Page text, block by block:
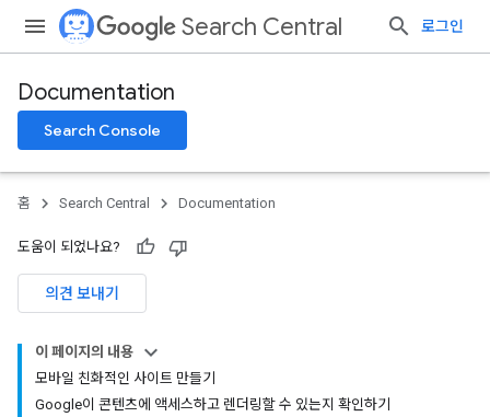
Search Central 로그인
Documentation
Search Console
홈 Search Central Documentation
도움이 되었나요?
의견 보내기
이 페이지의 내용
모바일 친화적인 사이트 만들기
Google이 콘텐츠에 액세스하고 렌더링할 수 있는지 확인하기